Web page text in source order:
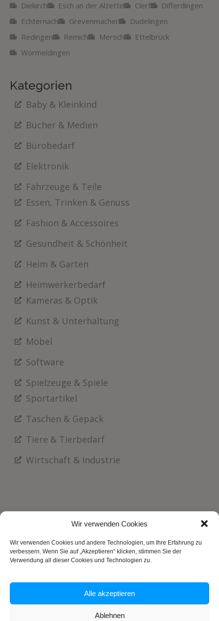
Wir verwenden Cookies
Wir verwenden Cookies und andere Technologien, um Ihre Erfahrung zu
verbessern. Wenn Sie auf „Akzeptieren“ klicken, stimmen Sie der
Verwendung all dieser Cookies und Technologien zu.
Alle akzeptieren
Ablehnen
Diekirch
Esch an der Alzette Clerf
Differdingen
Echternach
Grevenmacher
Dudelingen
Redingen
Remich Mersch
Ettelbrück
Wormeldingen
Kategorien
Baby & Kleinkind
Bücher & Medien
Bürobedarf
Elektronik
Fahrzeuge & Teile
Essen, Trinken & Genuss
Fashion & Accessoires
Gesundheit & Schönheit
Heim & Garten
Heimwerkerbedarf
Kameras & Optik
Kunst & Unterhaltung
Möbel
Software
Spielzeuge & Spiele
Sportartikel
Taschen & Gepäck
Tiere & Tierbedarf
Wirtschaft & Industrie
ImpressumDatenschutzrichtlinieKontakt